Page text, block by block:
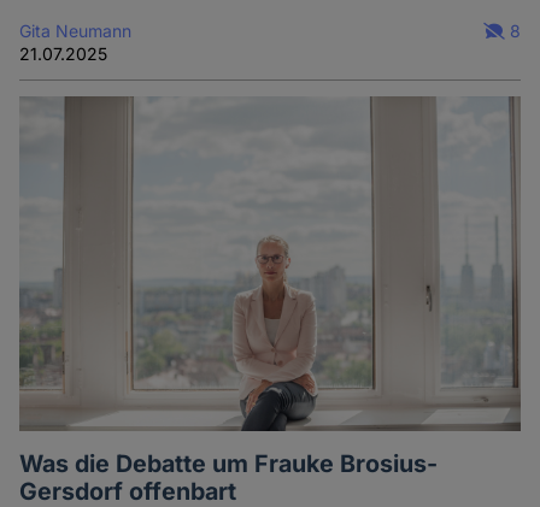
Gita Neumann
21.07.2025
8
Was die Debatte um Frauke Brosius-
Gersdorf offenbart